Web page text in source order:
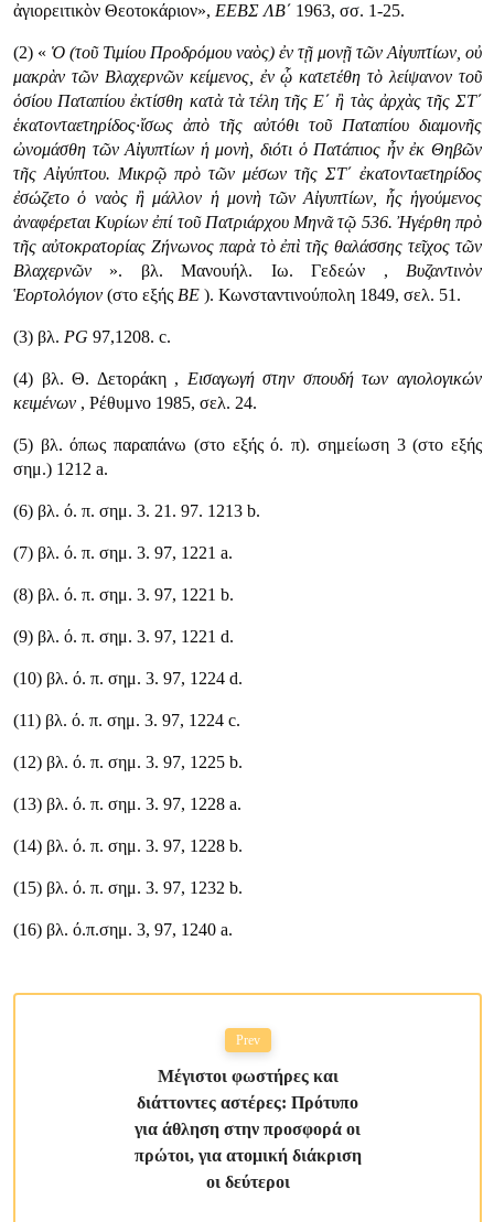
ἀγιορειτικὸν Θεοτοκάριον», ΕΕΒΣ ΛΒ΄ 1963, σσ. 1-25.
(2) « Ὁ (τοῦ Τιμίου Προδρόμου ναὸς) ἐν τῇ μονῇ τῶν Αἰγυπτίων, οὐ
μακρὰν τῶν Βλαχερνῶν κείμενος, ἐν ᾧ κατετέθη τὸ λείψανον τοῦ
ὁσίου Παταπίου ἐκτίσθη κατὰ τὰ τέλη τῆς Ε΄ ἢ τὰς ἀρχὰς τῆς ΣΤ΄
ἑκατονταετηρίδος·ἴσως ἀπὸ τῆς αὐτόθι τοῦ Παταπίου διαμονῆς
ὠνομάσθη τῶν Αἰγυπτίων ἡ μονὴ, διότι ὁ Πατάπιος ἦν ἐκ Θηβῶν
τῆς Αἰγύπτου. Μικρῷ πρὸ τῶν μέσων τῆς ΣΤ΄ ἐκατονταετηρίδος
ἐσώζετο ὁ ναὸς ἢ μάλλον ἡ μονὴ τῶν Αἰγυπτίων, ἧς ἡγούμενος
ἀναφέρεται Κυρίων ἐπί τοῦ Πατριάρχου Μηνᾶ τῷ 536. Ἠγέρθη πρὸ
τῆς αὐτοκρατορίας Ζήνωνος παρὰ τὸ ἐπὶ τῆς θαλάσσης τεῖχος τῶν
Βλαχερνῶν ». βλ. Μανουήλ. Ιω. Γεδεών , Βυζαντινὸν
Ἑορτολόγιον (στο εξής ΒΕ ). Κωνσταντινούπολη 1849, σελ. 51.
(3) βλ. PG 97,1208. c.
(4) βλ. Θ. Δετοράκη , Εισαγωγή στην σπουδή των αγιολογικών
κειμένων , Ρέθυμνο 1985, σελ. 24.
(5) βλ. όπως παραπάνω (στο εξής ό. π). σημείωση 3 (στο εξής
σημ.) 1212 a.
(6) βλ. ό. π. σημ. 3. 21. 97. 1213 b.
(7) βλ. ό. π. σημ. 3. 97, 1221 a.
(8) βλ. ό. π. σημ. 3. 97, 1221 b.
(9) βλ. ό. π. σημ. 3. 97, 1221 d.
(10) βλ. ό. π. σημ. 3. 97, 1224 d.
(11) βλ. ό. π. σημ. 3. 97, 1224 c.
(12) βλ. ό. π. σημ. 3. 97, 1225 b.
(13) βλ. ό. π. σημ. 3. 97, 1228 a.
(14) βλ. ό. π. σημ. 3. 97, 1228 b.
(15) βλ. ό. π. σημ. 3. 97, 1232 b.
(16) βλ. ό.π.σημ. 3, 97, 1240 a.
Prev
Μέγιστοι φωστήρες και
διάττοντες αστέρες: Πρότυπο
για άθληση στην προσφορά οι
πρώτοι, για ατομική διάκριση
οι δεύτεροι